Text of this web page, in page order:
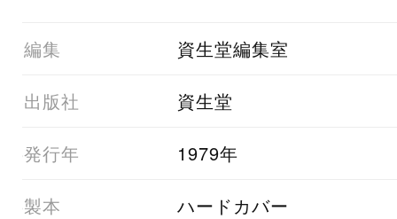
01編集 資生堂編集室
03出版社 資生堂
05発行年 1979年
06製本 ハードカバー